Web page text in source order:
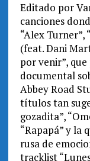
Editado por
canciones
“Alex Turner”,
(feat. Dani
por venir”,
documental
Abbey Road
títulos tan
gozadita”,
“Rapapá” y la
rusa de
tracklist